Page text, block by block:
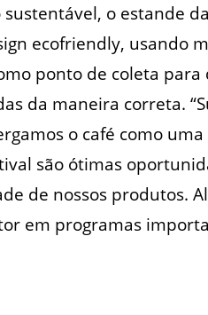
o estande
ecofriendly, usando
ponto de coleta
da maneira correta.
o café como
são ótimas
de nossos produtos.
em programas